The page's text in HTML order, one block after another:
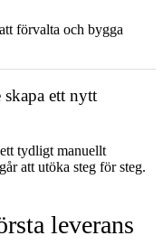
förvalta och bygga
ett nytt
tydligt manuellt
att utöka steg för steg.
leverans